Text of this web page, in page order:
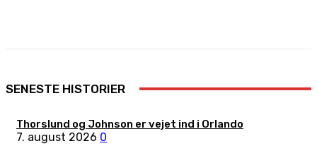
SENESTE HISTORIER
Thorslund og Johnson er vejet ind i Orlando
7. august 2026 0